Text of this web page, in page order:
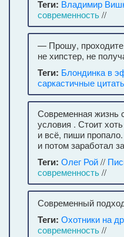
Теги: Владимир
современность//
— Прошу,
не хипстер, не
Теги: Блондинка в
саркастичные
Современная жизнь
условия . Стоит
и всё, пиши
и потом заработал
Теги: Олег Рой//
современность//
Современный
Теги: Охотники на
современность//